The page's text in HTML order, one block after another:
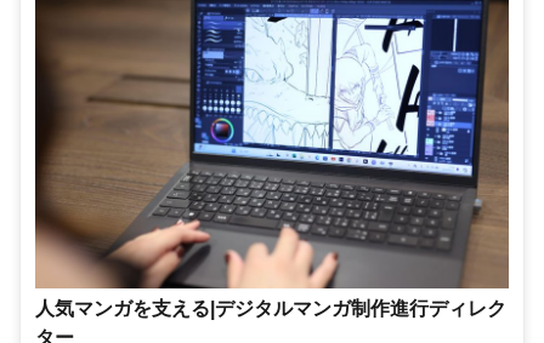
人気マンガを支える|デジタルマンガ制作進行ディレク
ター